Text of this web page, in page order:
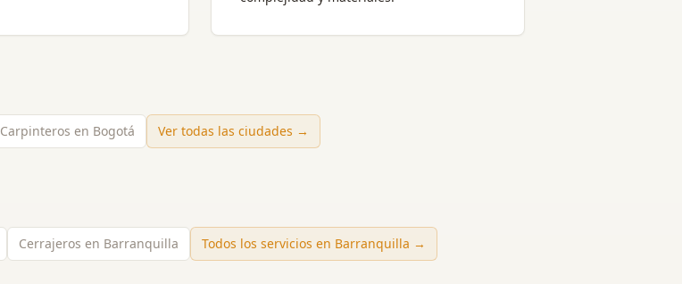
Carpinteros en Bogotá Ver todas las ciudades →
Cerrajeros en Barranquilla Todos los servicios en Barranquilla →